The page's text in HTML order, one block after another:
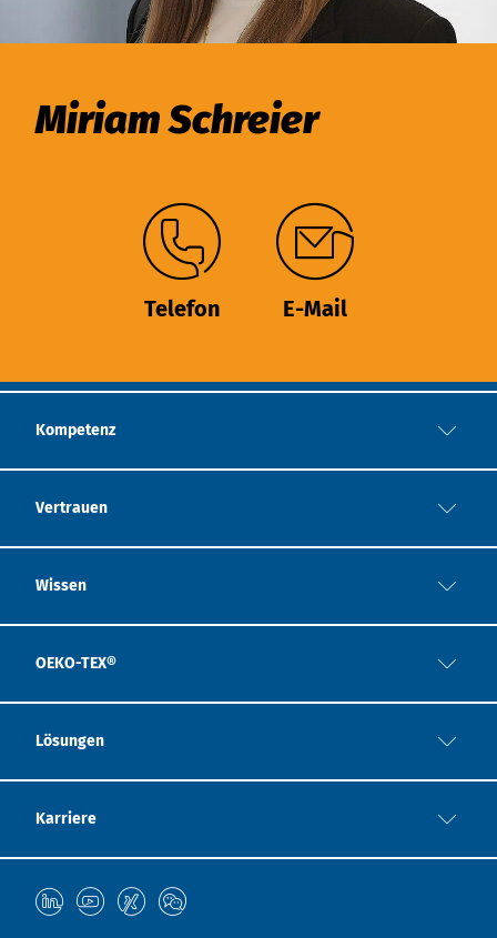
Miriam Schreier
Telefon E-Mail
Kompetenz
Vertrauen
Wissen
OEKO-TEX®
Lösungen
Karriere